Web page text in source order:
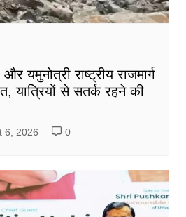
यमुनोत्री राष्ट्रीय राजमार्ग
यात्रियों से सतर्क रहने की
6, 2026 0